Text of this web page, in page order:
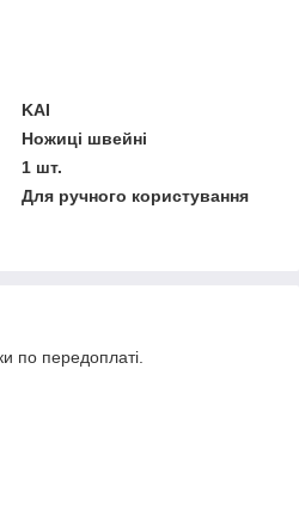
KAI
Ножиці швейні
1 шт.
Для ручного користування
по передоплаті.